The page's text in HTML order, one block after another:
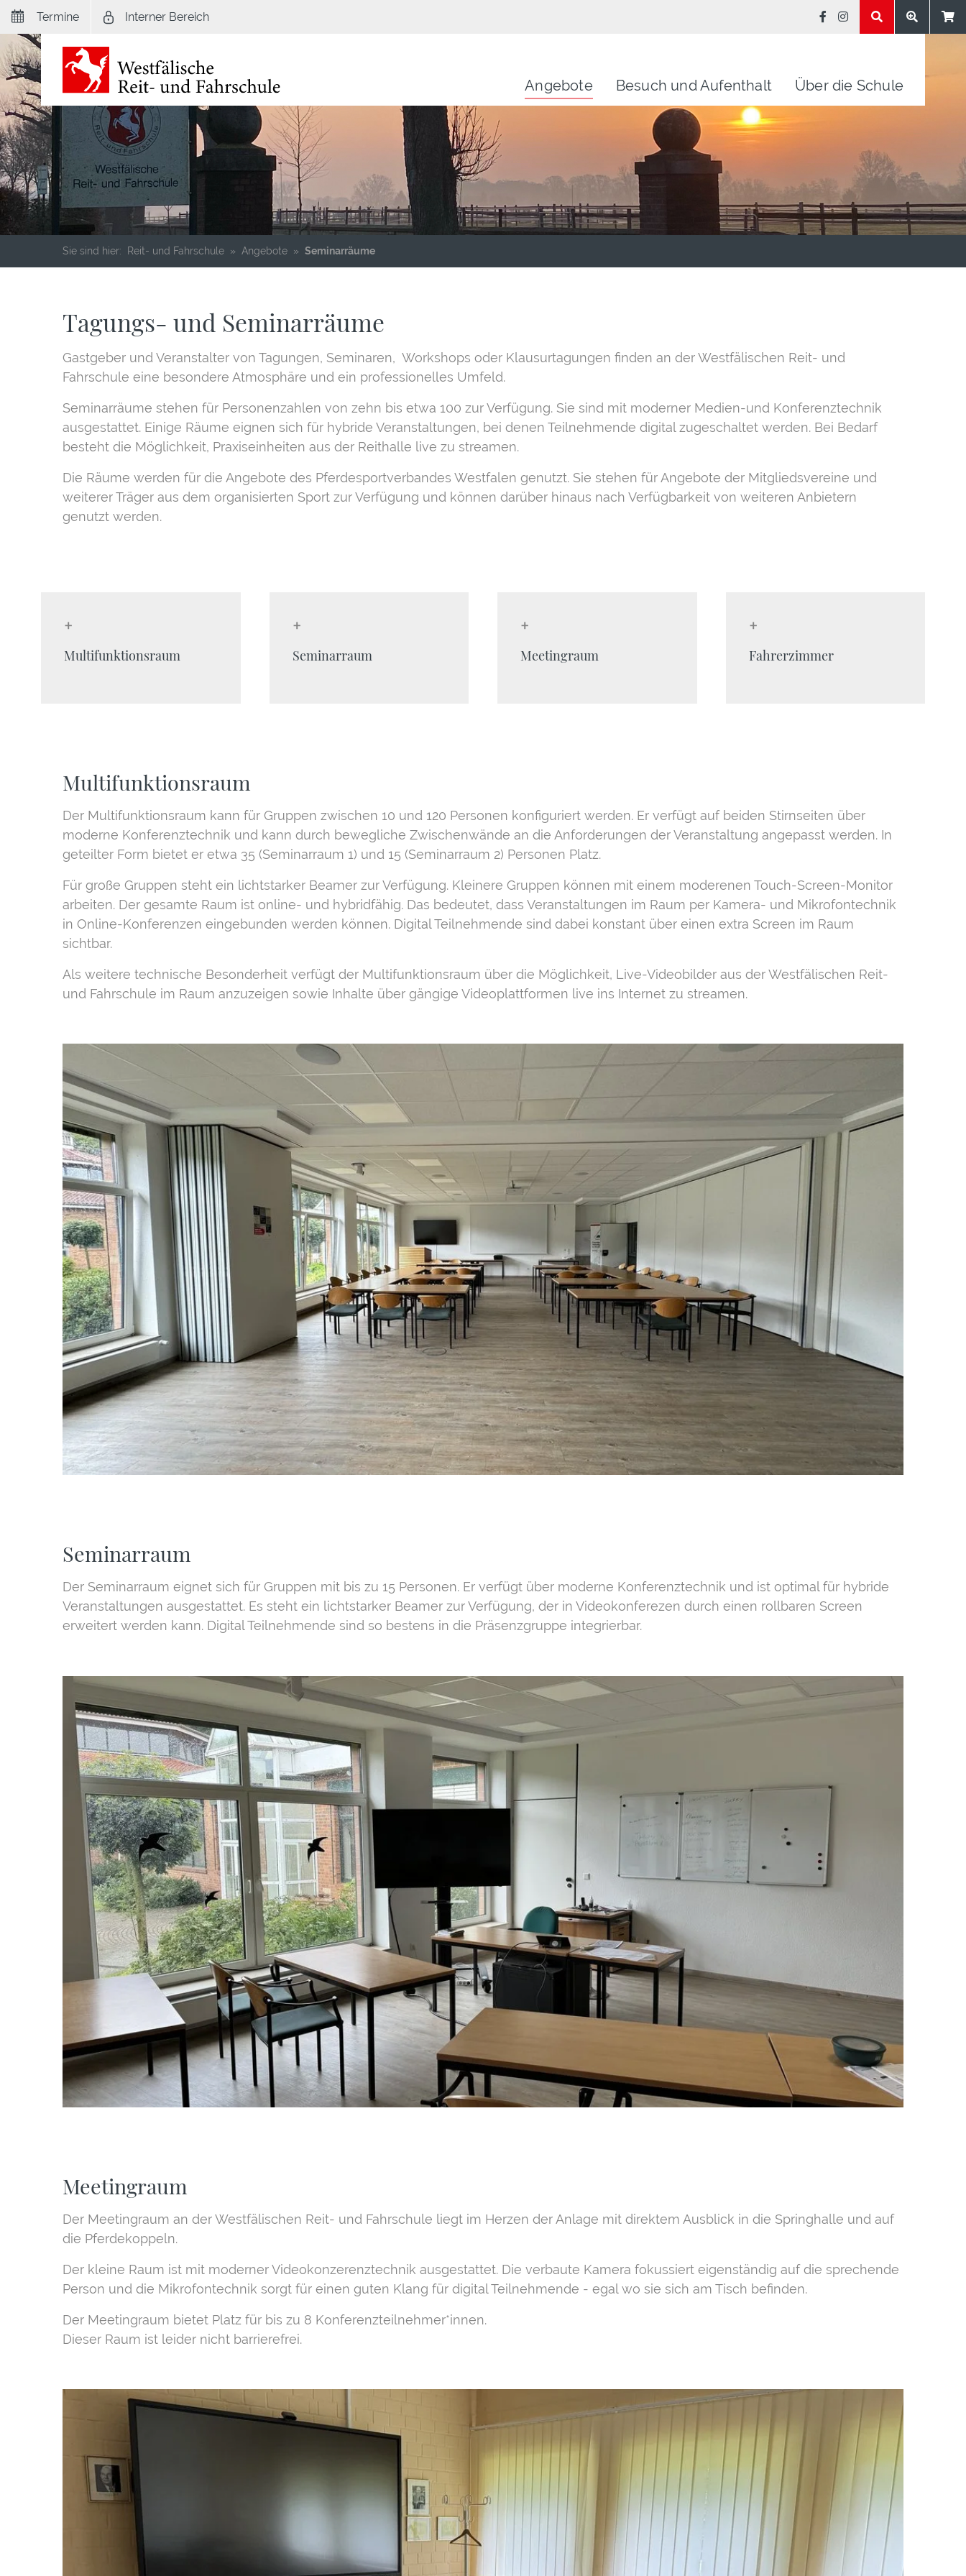
Zum
springen
Termine Interner Bereich
Angebote Besuch und Aufenthalt Über die Schule
Sie
Sie sind hier: Reit- und Fahrschule Angebote Seminarräume
Tagungs- und Seminarräume
Gastgeber und Veranstalter von Tagungen, Seminaren, Workshops oder Klausurtagungen finden an der Westfälischen Reit- und
Fahrschule eine besondere Atmosphäre und ein professionelles Umfeld.
Seminarräume stehen für Personenzahlen von zehn bis etwa 100 zur Verfügung. Sie sind mit moderner Medien-und Konferenztechnik
ausgestattet. Einige Räume eignen sich für hybride Veranstaltungen, bei denen Teilnehmende digital zugeschaltet werden. Bei Bedarf
besteht die Möglichkeit, Praxiseinheiten aus der Reithalle live zu streamen.
Die Räume werden für die Angebote des Pferdesportverbandes Westfalen genutzt. Sie stehen für Angebote der Mitgliedsvereine und
weiterer Träger aus dem organisierten Sport zur Verfügung und können darüber hinaus nach Verfügbarkeit von weiteren Anbietern
genutzt werden.
+
Multifunktionsraum
+
Seminarraum
+
Meetingraum
+
Fahrerzimmer
Multifunktionsraum
Der Multifunktionsraum kann für Gruppen zwischen 10 und 120 Personen konfiguriert werden. Er verfügt auf beiden Stirnseiten über
moderne Konferenztechnik und kann durch bewegliche Zwischenwände an die Anforderungen der Veranstaltung angepasst werden. In
geteilter Form bietet er etwa 35 (Seminarraum 1) und 15 (Seminarraum 2) Personen Platz.
Für große Gruppen steht ein lichtstarker Beamer zur Verfügung. Kleinere Gruppen können mit einem moderenen Touch-Screen-Monitor
arbeiten. Der gesamte Raum ist online- und hybridfähig. Das bedeutet, dass Veranstaltungen im Raum per Kamera- und Mikrofontechnik
in Online-Konferenzen eingebunden werden können. Digital Teilnehmende sind dabei konstant über einen extra Screen im Raum
sichtbar.
Als weitere technische Besonderheit verfügt der Multifunktionsraum über die Möglichkeit, Live-Videobilder aus der Westfälischen Reit-
und Fahrschule im Raum anzuzeigen sowie Inhalte über gängige Videoplattformen live ins Internet zu streamen.
Seminarraum
Der Seminarraum eignet sich für Gruppen mit bis zu 15 Personen. Er verfügt über moderne Konferenztechnik und ist optimal für hybride
Veranstaltungen ausgestattet. Es steht ein lichtstarker Beamer zur Verfügung, der in Videokonferezen durch einen rollbaren Screen
erweitert werden kann. Digital Teilnehmende sind so bestens in die Präsenzgruppe integrierbar.
Meetingraum
Der Meetingraum an der Westfälischen Reit- und Fahrschule liegt im Herzen der Anlage mit direktem Ausblick in die Springhalle und auf
die Pferdekoppeln.
Der kleine Raum ist mit moderner Videokonzerenztechnik ausgestattet. Die verbaute Kamera fokussiert eigenständig auf die sprechende
Person und die Mikrofontechnik sorgt für einen guten Klang für digital Teilnehmende - egal wo sie sich am Tisch befinden.
Der Meetingraum bietet Platz für bis zu 8 Konferenzteilnehmer*innen.
Dieser Raum ist leider nicht barrierefrei.